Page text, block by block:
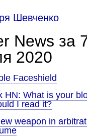
Шевченко
News за
2020
Faceshield
HN: What is your
I read it?
weapon in